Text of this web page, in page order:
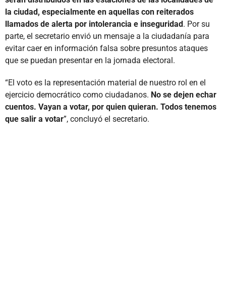
la ciudad, especialmente en aquellas con reiterados
llamados de alerta por intolerancia e inseguridad. Por su
parte, el secretario envió un mensaje a la ciudadanía para
evitar caer en información falsa sobre presuntos ataques
que se puedan presentar en la jornada electoral.
“El voto es la representación material de nuestro rol en el
ejercicio democrático como ciudadanos. No se dejen echar
cuentos. Vayan a votar, por quien quieran. Todos tenemos
que salir a votar”, concluyó el secretario.